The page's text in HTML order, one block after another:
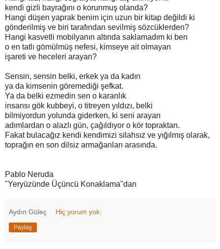
kendi gizli bayrağını o korunmuş olanda?
Hangi düşen yaprak benim için uzun bir kitap değildi ki
gönderilmiş ve biri tarafından sevilmiş sözcüklerden?
Hangi kasvetli mobilyanın altında saklamadım ki ben
o en tatlı gömülmüş nefesi, kimseye ait olmayan
işareti ve heceleri arayan?
Sensin, sensin belki, erkek ya da kadın
ya da kimsenin göremediği şefkat.
Ya da belki ezmedin sen o karanlık
insansı gök kubbeyi, o titreyen yıldızı, belki
bilmiyordun yolunda giderken, ki seni arayan
adımlardan o alazlı gün, çağıldıyor o kör topraktan.
Fakat bulacağız kendi kendimizi silahsız ve yığılmış olarak,
toprağın en son dilsiz armağanları arasında.
Pablo Neruda
"Yeryüzünde Üçüncü Konaklama"dan
Aydın Güleç Hiç yorum yok:
Paylaş